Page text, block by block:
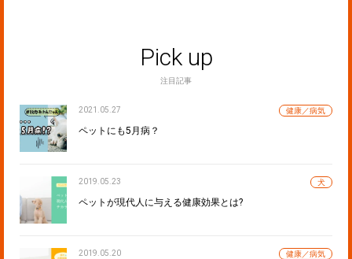
Pick up
注目記事
2021.05.27 健康／病気
ペットにも5月病？
2019.05.23 犬
ペットが現代人に与える健康効果とは?
2019.05.20 健康／病気